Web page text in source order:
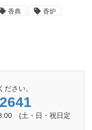
香典 香炉
さい。
(土・日・祝日定